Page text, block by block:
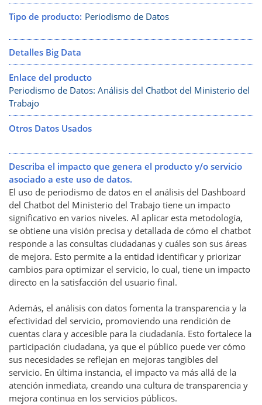
Tipo de producto Periodismo de Datos
Detalles Big Data
Enlace del producto
Periodismo de Datos: Análisis del Chatbot del Ministerio del
Trabajo
Otros Datos Usados
Describa el impacto que genera el producto y/o servicio
asociado a este uso de datos.
El uso de periodismo de datos en el análisis del Dashboard
del Chatbot del Ministerio del Trabajo tiene un impacto
significativo en varios niveles. Al aplicar esta metodología,
se obtiene una visión precisa y detallada de cómo el chatbot
responde a las consultas ciudadanas y cuáles son sus áreas
de mejora. Esto permite a la entidad identificar y priorizar
cambios para optimizar el servicio, lo cual, tiene un impacto
directo en la satisfacción del usuario final.
Además, el análisis con datos fomenta la transparencia y la
efectividad del servicio, promoviendo una rendición de
cuentas clara y accesible para la ciudadanía. Esto fortalece la
participación ciudadana, ya que el público puede ver cómo
sus necesidades se reflejan en mejoras tangibles del
servicio. En última instancia, el impacto va más allá de la
atención inmediata, creando una cultura de transparencia y
mejora continua en los servicios públicos.